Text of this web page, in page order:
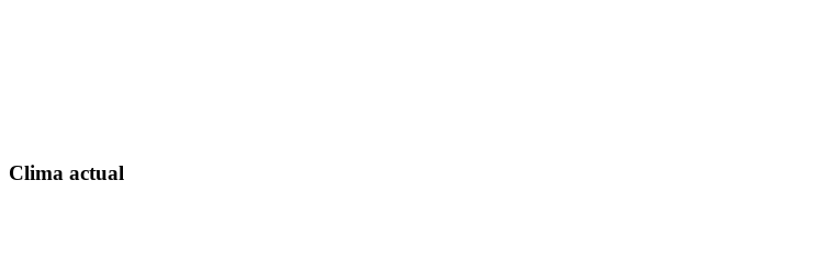
Clima actual